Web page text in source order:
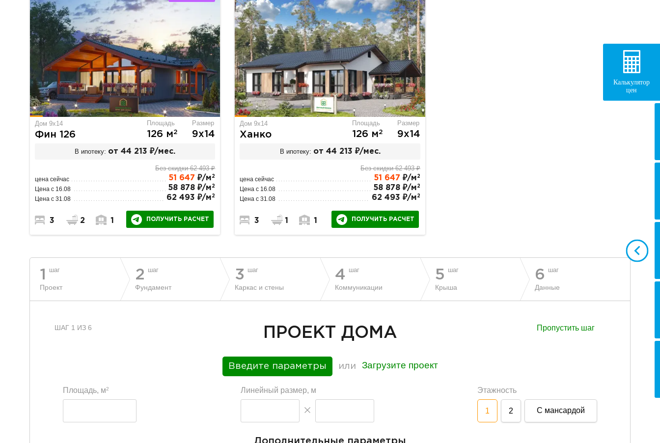
Дом 9х14
Фин 126
Площадь
126 м2
Размер
9х14
В ипотеку: от 44 213 ₽/мес.
Без скидки 62 493 ₽
цена сейчас 51 647 ₽/м 2
Цена с 16.08 58 878 ₽/м 2
Цена с 31.08 62 493 ₽/м 2
3 2 1 ПОЛУЧИТЬ РАСЧЕТ
Дом 9х14
Ханко
Площадь
126 м2
Размер
9х14
В ипотеку: от 44 213 ₽/мес.
Без скидки 62 493 ₽
цена сейчас 51 647 ₽/м 2
Цена с 16.08 58 878 ₽/м 2
Цена с 31.08 62 493 ₽/м 2
3 1 1 ПОЛУЧИТЬ РАСЧЕТ
1 шаг
Проект
2 шаг
Фундамент
3 шаг
Каркас и стены
4 шаг
Коммуникации
5 шаг
Крыша
6 шаг
Данные
ШАГ 1 ИЗ 6 ПРОЕКТ ДОМА Пропустить шаг
Введите параметры или Загрузите проект
Площадь, м2 Линейный размер, м Этажность
1 2 С мансардой
Дополнительные параметры
Калькулятор
цен